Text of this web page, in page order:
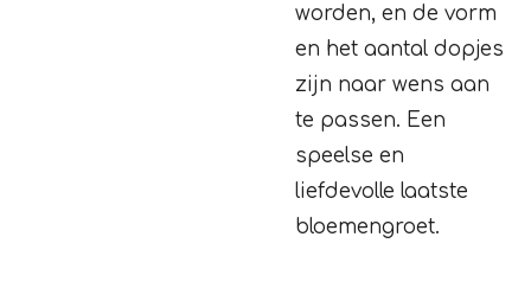
worden, en de vorm
en het aantal dopjes
zijn naar wens aan
te passen. Een
speelse en
liefdevolle laatste
bloemengroet.